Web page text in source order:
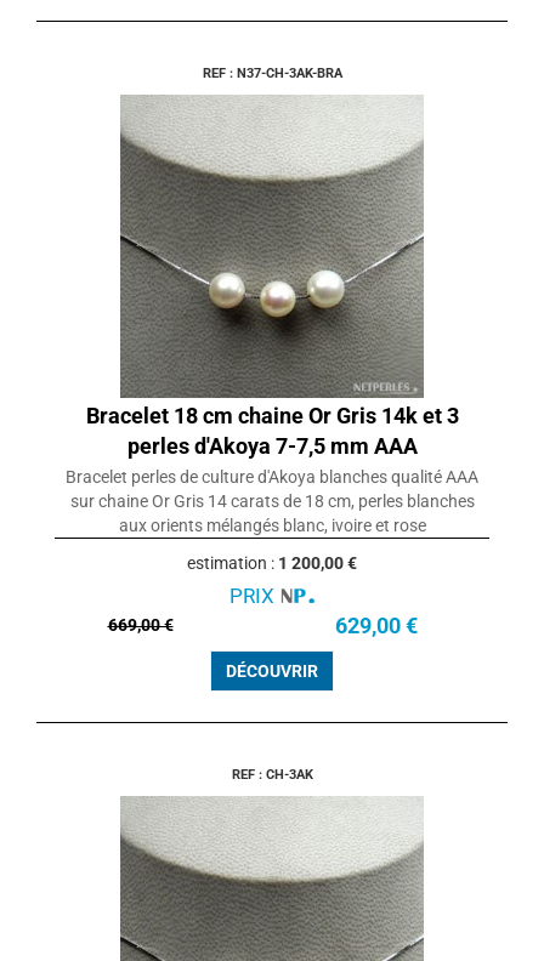
REF : N37-CH-3AK-BRA
Bracelet 18 cm chaine Or Gris 14k et 3
perles d'Akoya 7-7,5 mm AAA
Bracelet perles de culture d'Akoya blanches qualité AAA
sur chaine Or Gris 14 carats de 18 cm, perles blanches
aux orients mélangés blanc, ivoire et rose
estimation : 1 200,00 €
PRIX
669,00 € 629,00 €
DÉCOUVRIR
REF : CH-3AK